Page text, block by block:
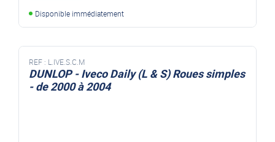
Disponible immédiatement
REF : L.IVE.S.C.M
DUNLOP - Iveco Daily (L & S) Roues simples
- de 2000 à 2004